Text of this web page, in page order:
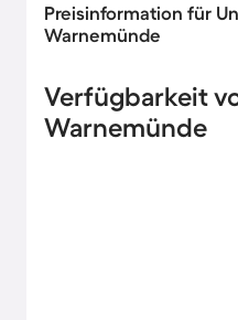
Preisinformation für
Warnemünde
Verfügbarkeit
Warnemünde